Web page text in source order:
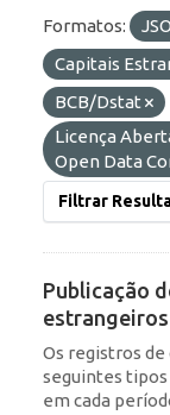
Formatos:
Capitais
BCB/Dstat
Licença
Open Data
Filtrar
Publicação
estrangeiros
Os registros
seguintes tipos
em cada